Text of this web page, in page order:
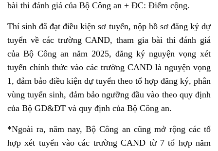
bài thi đánh giá của Bộ Công an + ĐC: Điểm cộng.
Thí sinh đã đạt điều kiện sơ tuyển, nộp hồ sơ đăng ký dự
tuyển về các trường CAND, tham gia bài thi đánh giá
của Bộ Công an năm 2025, đăng ký nguyện vọng xét
tuyển chính thức vào các trường CAND là nguyện vọng
1, đảm bảo điều kiện dự tuyển theo tổ hợp đăng ký, phân
vùng tuyển sinh, đảm bảo ngưỡng đầu vào theo quy định
của Bộ GD&ĐT và quy định của Bộ Công an.
*Ngoài ra, năm nay, Bộ Công an cũng mở rộng các tổ
hợp xét tuyển vào các trường CAND từ 7 tổ hợp năm